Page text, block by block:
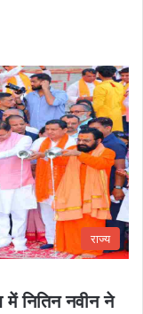
राज्य
नवीन ने